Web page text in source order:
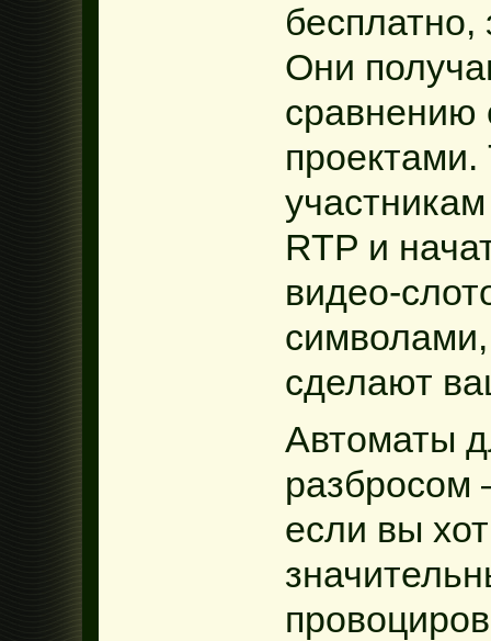
бесплатно,
Они
сравнению
RTP и
видео-
сделают
Автоматы
разбросом
если вы